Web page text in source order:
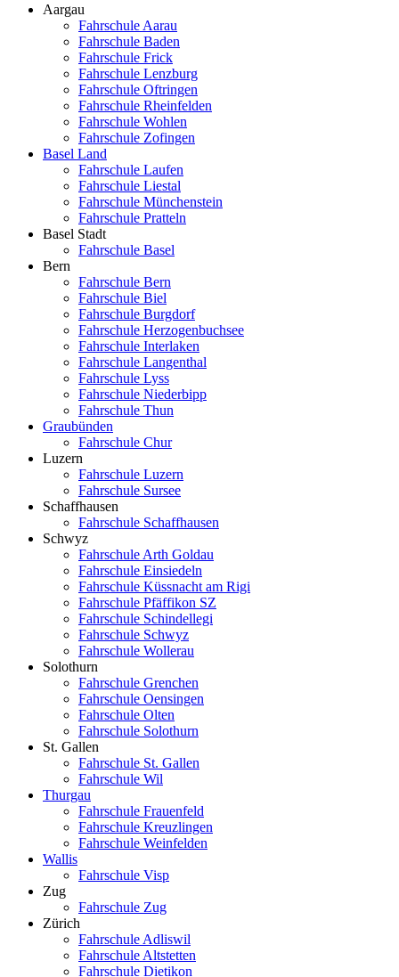
Aargau
Fahrschule Aarau
Fahrschule Baden
Fahrschule Frick
Fahrschule Lenzburg
Fahrschule Oftringen
Fahrschule Rheinfelden
Fahrschule Wohlen
Fahrschule Zofingen
Basel Land
Fahrschule Laufen
Fahrschule Liestal
Fahrschule Münchenstein
Fahrschule Pratteln
Basel Stadt
Fahrschule Basel
Bern
Fahrschule Bern
Fahrschule Biel
Fahrschule Burgdorf
Fahrschule Herzogenbuchsee
Fahrschule Interlaken
Fahrschule Langenthal
Fahrschule Lyss
Fahrschule Niederbipp
Fahrschule Thun
Graubünden
Fahrschule Chur
Luzern
Fahrschule Luzern
Fahrschule Sursee
Schaffhausen
Fahrschule Schaffhausen
Schwyz
Fahrschule Arth Goldau
Fahrschule Einsiedeln
Fahrschule Küssnacht am Rigi
Fahrschule Pfäffikon SZ
Fahrschule Schindellegi
Fahrschule Schwyz
Fahrschule Wollerau
Solothurn
Fahrschule Grenchen
Fahrschule Oensingen
Fahrschule Olten
Fahrschule Solothurn
St. Gallen
Fahrschule St. Gallen
Fahrschule Wil
Thurgau
Fahrschule Frauenfeld
Fahrschule Kreuzlingen
Fahrschule Weinfelden
Wallis
Fahrschule Visp
Zug
Fahrschule Zug
Zürich
Fahrschule Adliswil
Fahrschule Altstetten
Fahrschule Dietikon